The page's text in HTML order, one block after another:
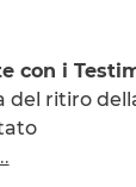
con i
ritiro